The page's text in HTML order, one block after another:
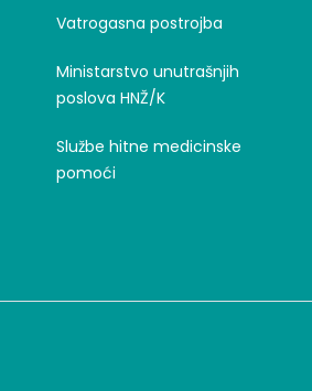
Vatrogasna postrojba
Ministarstvo unutrašnjih
poslova HNŽ/K
Službe hitne medicinske
pomoći